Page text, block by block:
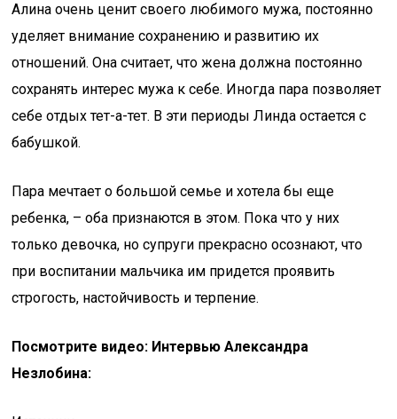
Алина очень ценит своего любимого мужа, постоянно
уделяет внимание сохранению и развитию их
отношений. Она считает, что жена должна постоянно
сохранять интерес мужа к себе. Иногда пара позволяет
себе отдых тет-а-тет. В эти периоды Линда остается с
бабушкой.
Пара мечтает о большой семье и хотела бы еще
ребенка, – оба признаются в этом. Пока что у них
только девочка, но супруги прекрасно осознают, что
при воспитании мальчика им придется проявить
строгость, настойчивость и терпение.
Посмотрите видео: Интервью Александра
Незлобина: